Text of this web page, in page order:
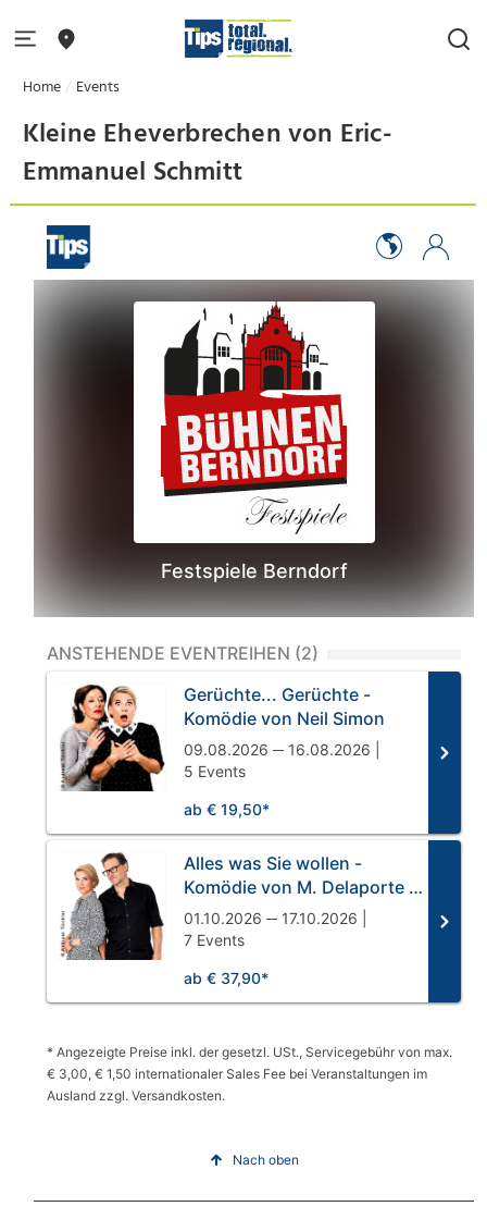
Home Events
Kleine Eheverbrechen von Eric-
Emmanuel Schmitt